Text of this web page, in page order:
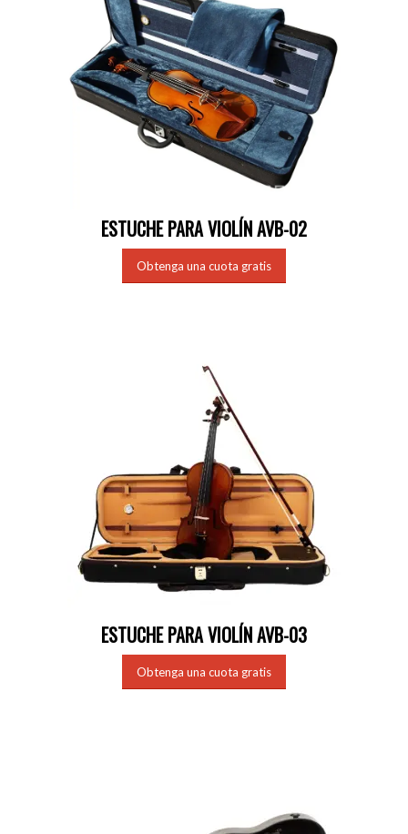
ESTUCHE PARA VIOLÍN AVB-02
Obtenga una cuota gratis
ESTUCHE PARA VIOLÍN AVB-03
Obtenga una cuota gratis